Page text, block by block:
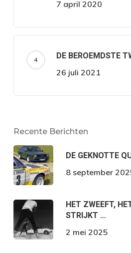
7 april 2020
DE BEROEMDSTE
26 juli 2021
Recente Berichten
DE GEKNOTTE
8 september
HET ZWEEFT,
STRIJKT …
2 mei 2025